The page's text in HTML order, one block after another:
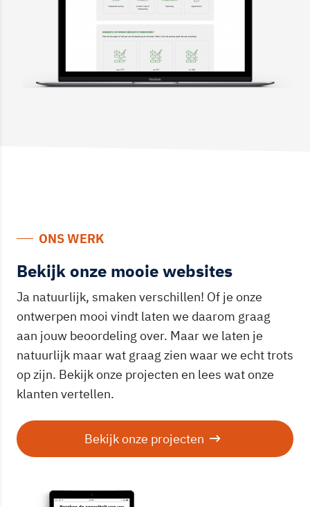
ONS WERK
Bekijk onze mooie websites
Ja natuurlijk, smaken verschillen! Of je onze
ontwerpen mooi vindt laten we daarom graag
aan jouw beoordeling over. Maar we laten je
natuurlijk maar wat graag zien waar we echt trots
op zijn. Bekijk onze projecten en lees wat onze
klanten vertellen.
Bekijk onze projecten